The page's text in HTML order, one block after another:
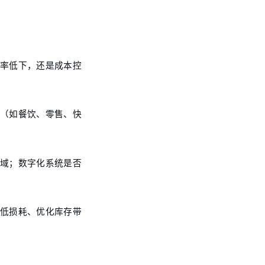
低下，还是成本控
如餐饮、零售、快
；数字化系统是否
损耗、优化库存带